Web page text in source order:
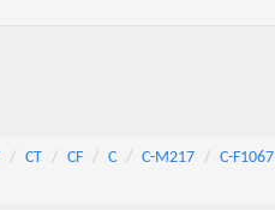
CT CF C C-M217 C-F1067